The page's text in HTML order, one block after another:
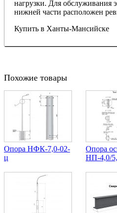
нагрузки. Для обслуживания
нижней части расположен
Купить в Ханты-Мансийске
Похожие товары
Опора НФК-7,0-02-
ц
Опора
НП-4,0/